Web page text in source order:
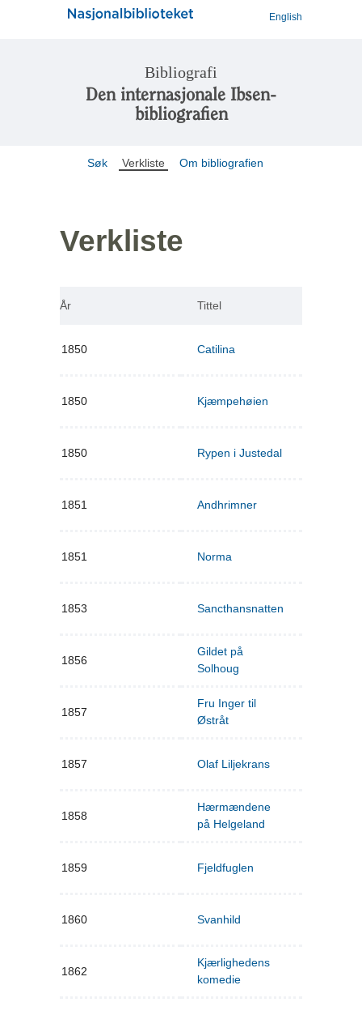
English
Bibliografi
Den internasjonale Ibsen-
bibliografien
Søk Verkliste Om bibliografien
Verkliste
År Tittel
1850 Catilina
1850 Kjæmpehøien
1850 Rypen i Justedal
1851 Andhrimner
1851 Norma
1853 Sancthansnatten
1856
Gildet på
Solhoug
1857
Fru Inger til
Østråt
1857 Olaf Liljekrans
1858
Hærmændene
på Helgeland
1859 Fjeldfuglen
1860 Svanhild
1862
Kjærlighedens
komedie